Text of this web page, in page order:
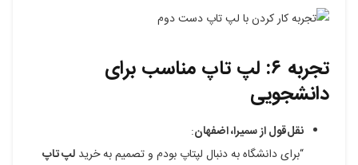
تجربه ۶: لپ تاپ مناسب برای
دانشجویی
نقل‌قول از سمیرا، اضفهان:
“برای دانشگاه به دنبال لپتاپ بودم و تصمیم به خرید لپ تاپ